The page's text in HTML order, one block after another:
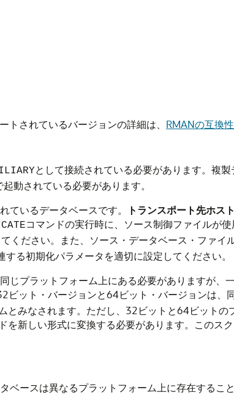
されているバージョンの詳細は、 RMANの互換
として接続されている必要があります。複製
動されている必要があります。
ているデータベースです。 トランスポート先ホスト
コマンドの実行時に、ソース制御ファイルが
ください。また、ソース・データベース・ファ
る初期化パラメータを適切に設定してください。
じプラットフォーム上にある必要がありますが、
ビット・バージョンと64ビット・バージョンは
みなされます。ただし、32ビットと64ビットの
を新しい形式に変換する必要があります。このス
ースは異なるプラットフォーム上に存在すること